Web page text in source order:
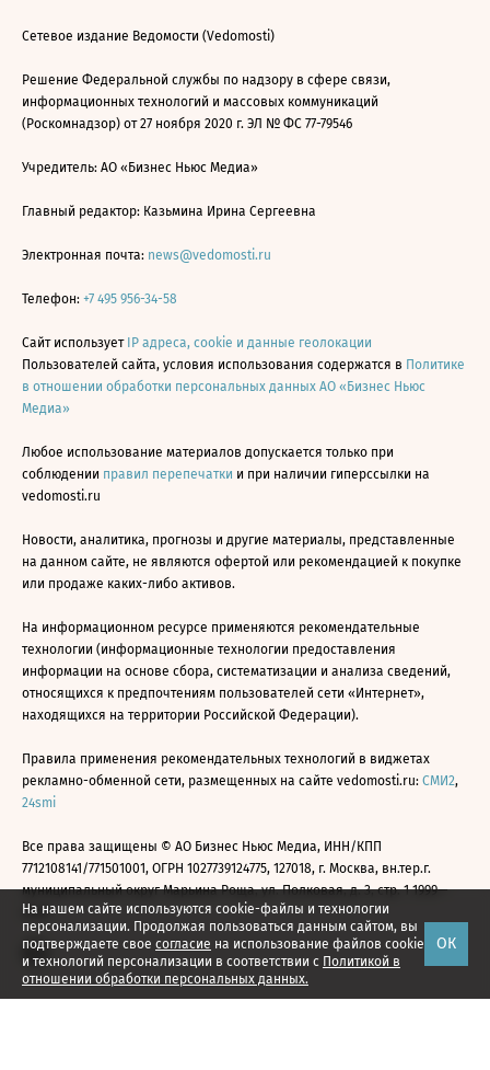
На нашем сайте используются cookie-файлы и технологии
персонализации. Продолжая пользоваться данным сайтом, вы
подтверждаете свое согласие на использование файлов cookie
и технологий персонализации в соответствии с Политикой в
отношении обработки персональных данных.
ОК
Сетевое издание Ведомости (Vedomosti)
Решение Федеральной службы по надзору в сфере связи,
информационных технологий и массовых коммуникаций
(Роскомнадзор) от 27 ноября 2020 г. ЭЛ № ФС 77-79546
Учредитель: АО «Бизнес Ньюс Медиа»
Главный редактор: Казьмина Ирина Сергеевна
Электронная почта: news@vedomosti.ru
Телефон: +7 495 956-34-58
Сайт использует IP адреса, cookie и данные геолокации
Пользователей сайта, условия использования содержатся в Политике
в отношении обработки персональных данных АО «Бизнес Ньюс
Медиа»
Любое использование материалов допускается только при
соблюдении правил перепечатки и при наличии гиперссылки на
vedomosti.ru
Новости, аналитика, прогнозы и другие материалы, представленные
на данном сайте, не являются офертой или рекомендацией к покупке
или продаже каких-либо активов.
На информационном ресурсе применяются рекомендательные
технологии (информационные технологии предоставления
информации на основе сбора, систематизации и анализа сведений,
относящихся к предпочтениям пользователей сети «Интернет»,
находящихся на территории Российской Федерации).
Правила применения рекомендательных технологий в виджетах
рекламно-обменной сети, размещенных на сайте vedomosti.ru: СМИ2,
24smi
Все права защищены © АО Бизнес Ньюс Медиа, ИНН/КПП
7712108141/771501001, ОГРН 1027739124775, 127018, г. Москва, вн.тер.г.
муниципальный округ Марьина Роща, ул. Полковая, д. 3, стр. 1 1999—
2026